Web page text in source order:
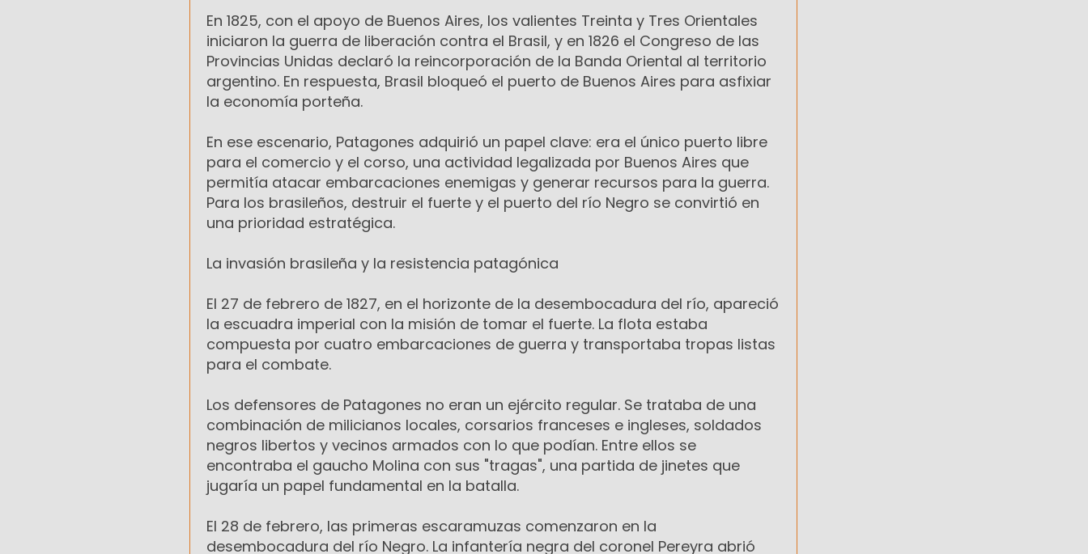
En 1825, con el apoyo de Buenos Aires, los valientes Treinta y Tres Orientales
iniciaron la guerra de liberación contra el Brasil, y en 1826 el Congreso de las
Provincias Unidas declaró la reincorporación de la Banda Oriental al territorio
argentino. En respuesta, Brasil bloqueó el puerto de Buenos Aires para asfixiar
la economía porteña.
En ese escenario, Patagones adquirió un papel clave: era el único puerto libre
para el comercio y el corso, una actividad legalizada por Buenos Aires que
permitía atacar embarcaciones enemigas y generar recursos para la guerra.
Para los brasileños, destruir el fuerte y el puerto del río Negro se convirtió en
una prioridad estratégica.
La invasión brasileña y la resistencia patagónica
El 27 de febrero de 1827, en el horizonte de la desembocadura del río, apareció
la escuadra imperial con la misión de tomar el fuerte. La flota estaba
compuesta por cuatro embarcaciones de guerra y transportaba tropas listas
para el combate.
Los defensores de Patagones no eran un ejército regular. Se trataba de una
combinación de milicianos locales, corsarios franceses e ingleses, soldados
negros libertos y vecinos armados con lo que podían. Entre ellos se
encontraba el gaucho Molina con sus "tragas", una partida de jinetes que
jugaría un papel fundamental en la batalla.
El 28 de febrero, las primeras escaramuzas comenzaron en la
desembocadura del río Negro. La infantería negra del coronel Pereyra abrió